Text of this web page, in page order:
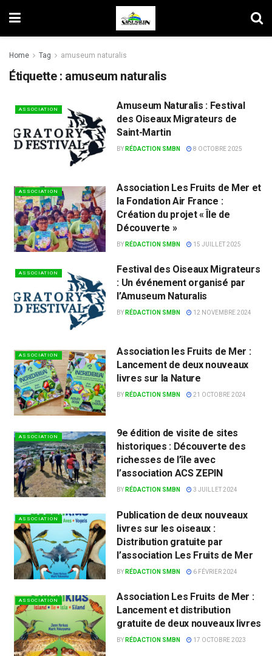
Home Tag amuseum naturalis
Étiquette : amuseum naturalis
ASSOCIATION
Amuseum Naturalis : Festival
des Oiseaux Migrateurs de
Saint-Martin
BY RÉDACTION SMBN 8 OCTOBRE 2025
ASSOCIATION
Association Les Fruits de Mer et
la Fondation Air France :
Création du projet « Île de
Découverte »
BY RÉDACTION SMBN 15 JUILLET 2025
ASSOCIATION
Festival des Oiseaux Migrateurs
: Un événement organisé par
l’Amuseum Naturalis
BY RÉDACTION SMBN 12 NOVEMBRE 2024
ASSOCIATION
Association les Fruits de Mer :
Lancement de deux nouveaux
livres sur la Nature
BY RÉDACTION SMBN 21 OCTOBRE 2024
ASSOCIATION
9e édition de visite de sites
historiques : Découverte des
richesses de l’île avec
l’association ACS ZEPIN
BY RÉDACTION SMBN 3 JUILLET 2024
ASSOCIATION
Publication de deux nouveaux
livres sur les oiseaux :
Distribution gratuite par
l’association Les Fruits de Mer
BY RÉDACTION SMBN 6 FÉVRIER 2024
ASSOCIATION
Association Les Fruits de Mer :
Lancement et distribution
gratuite de deux nouveaux livres
BY RÉDACTION SMBN 17 OCTOBRE 2023